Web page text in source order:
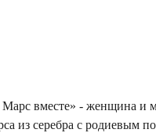
вместе» - женщина и
из серебра с родиевым